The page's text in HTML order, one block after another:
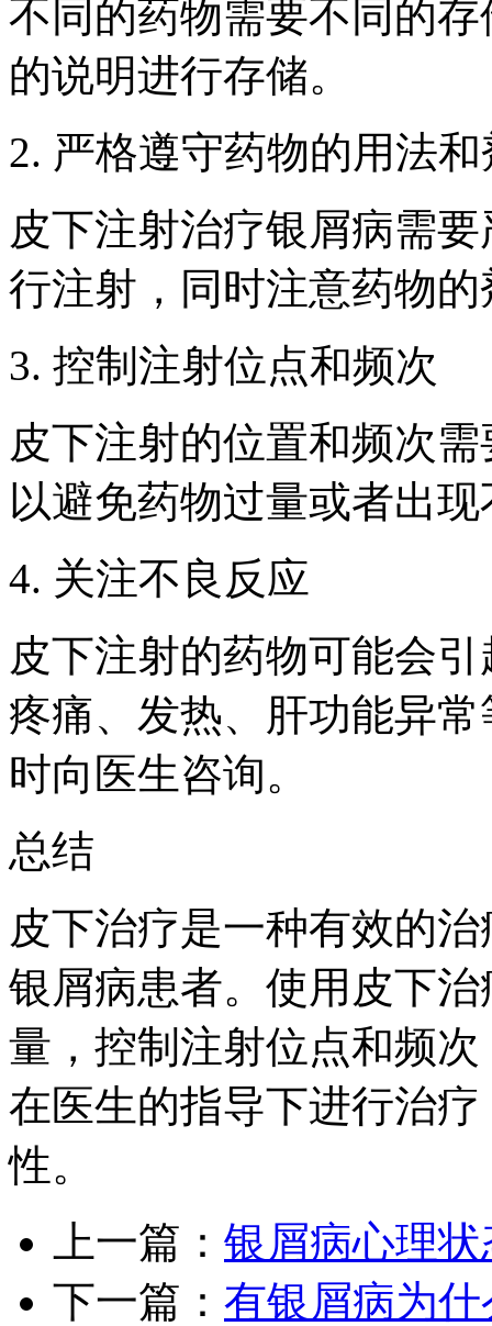
不同的药物需要不同的
的说明进行存储。
2. 严格遵守药物的用法
皮下注射治疗银屑病需
行注射，同时注意药物的
3. 控制注射位点和频次
皮下注射的位置和频次
以避免药物过量或者出
4. 关注不良反应
皮下注射的药物可能会
疼痛、发热、肝功能异
时向医生咨询。
总结
皮下治疗是一种有效的
银屑病患者。使用皮下
量，控制注射位点和频
在医生的指导下进行治
性。
上一篇： 银屑病心理状
下一篇： 有银屑病为